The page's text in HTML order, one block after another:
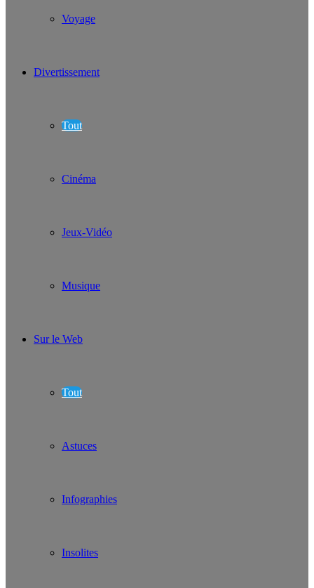
Voyage
Divertissement
Tout
Cinéma
Jeux-Vidéo
Musique
Sur le Web
Tout
Astuces
Infographies
Insolites